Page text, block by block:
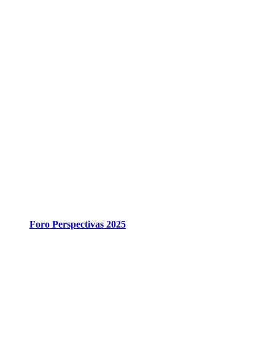
Foro Perspectivas 2025